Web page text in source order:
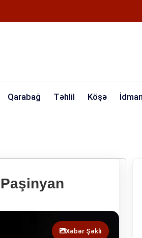
Qarabağ Təhlil Köşə İdman
Xəbər Şəkli